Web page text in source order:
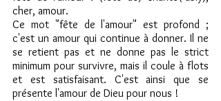
cher, amour.
Ce mot "fête de l'amour" est profond ;
c'est un amour qui continue à donner. Il ne
se retient pas et ne donne pas le strict
minimum pour survivre, mais il coule à flots
et est satisfaisant. C'est ainsi que se
présente l'amour de Dieu pour nous !